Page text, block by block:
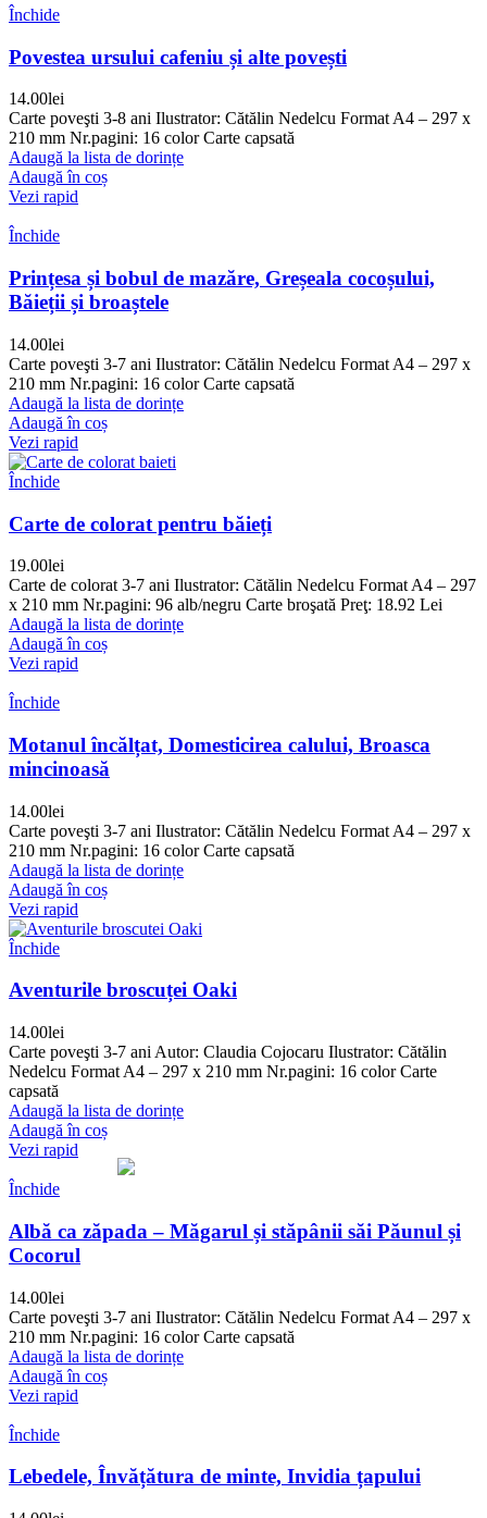
Închide
Povestea ursului cafeniu și alte povești
14.00lei
Carte poveşti 3-8 ani Ilustrator: Cătălin Nedelcu Format A4 – 297 x
210 mm Nr.pagini: 16 color Carte capsată
Adaugă la lista de dorințe
Adaugă în coș
Vezi rapid
Închide
Prințesa și bobul de mazăre, Greșeala cocoșului,
Băieții și broaștele
14.00lei
Carte poveşti 3-7 ani Ilustrator: Cătălin Nedelcu Format A4 – 297 x
210 mm Nr.pagini: 16 color Carte capsată
Adaugă la lista de dorințe
Adaugă în coș
Vezi rapid
Închide
Carte de colorat pentru băieți
19.00lei
Carte de colorat 3-7 ani Ilustrator: Cătălin Nedelcu Format A4 – 297
x 210 mm Nr.pagini: 96 alb/negru Carte broşată Preţ: 18.92 Lei
Adaugă la lista de dorințe
Adaugă în coș
Vezi rapid
Închide
Motanul încălțat, Domesticirea calului, Broasca
mincinoasă
14.00lei
Carte poveşti 3-7 ani Ilustrator: Cătălin Nedelcu Format A4 – 297 x
210 mm Nr.pagini: 16 color Carte capsată
Adaugă la lista de dorințe
Adaugă în coș
Vezi rapid
Închide
Aventurile broscuței Oaki
14.00lei
Carte poveşti 3-7 ani Autor: Claudia Cojocaru Ilustrator: Cătălin
Nedelcu Format A4 – 297 x 210 mm Nr.pagini: 16 color Carte
capsată
Adaugă la lista de dorințe
Adaugă în coș
Vezi rapid
Închide
Albă ca zăpada – Măgarul și stăpânii săi Păunul și
Cocorul
14.00lei
Carte poveşti 3-7 ani Ilustrator: Cătălin Nedelcu Format A4 – 297 x
210 mm Nr.pagini: 16 color Carte capsată
Adaugă la lista de dorințe
Adaugă în coș
Vezi rapid
Închide
Lebedele, Învățătura de minte, Invidia țapului